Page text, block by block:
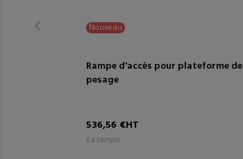
Nouveau
Rampe d'accès pour plateforme de
pesage
536,56 €HT
la rampe